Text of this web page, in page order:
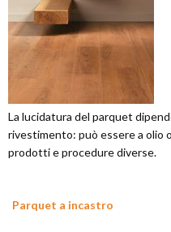
La lucidatura del parquet
rivestimento: può essere a olio
prodotti e procedure diverse.
Parquet a incastro